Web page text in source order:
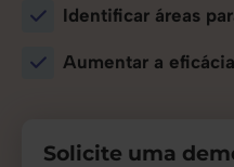
Identificar áreas
Aumentar a
Solicite uma